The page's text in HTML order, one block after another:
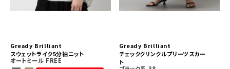
Gready Brilliant
スウェットライク5分袖ニット
オートミール FREE
Gready Brilliant
チェッククリンクルプリーツスカー
ト